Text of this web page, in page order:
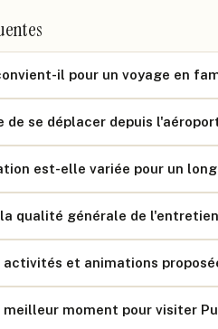
il pour un voyage en
se déplacer depuis
est-elle variée pour un long
qualité générale de
et animations
moment pour visiter